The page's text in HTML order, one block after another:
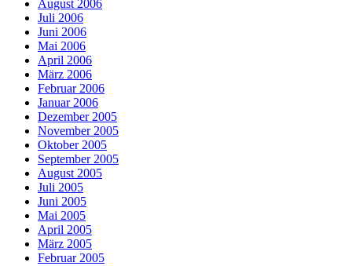
August 2006
Juli 2006
Juni 2006
Mai 2006
April 2006
März 2006
Februar 2006
Januar 2006
Dezember 2005
November 2005
Oktober 2005
September 2005
August 2005
Juli 2005
Juni 2005
Mai 2005
April 2005
März 2005
Februar 2005